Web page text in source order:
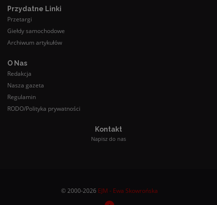
Przydatne Linki
Przetargi
Giełdy samochodowe
Archiwum artykułów
O Nas
Redakcja
Nasza gazeta
Regulamin
RODO/Polityka prywatności
Kontakt
Napisz do nas
© 2000-2026 EJM - Ewa Skowrońska